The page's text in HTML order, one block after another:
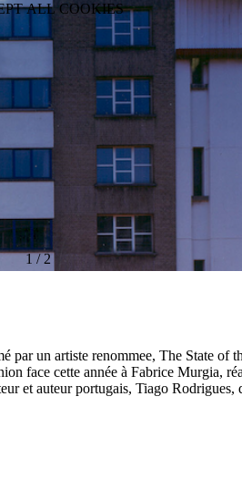
1/2
un artiste renommee, The State of
face cette année à Fabrice Murgia,
et auteur portugais, Tiago
ALL COOKIES